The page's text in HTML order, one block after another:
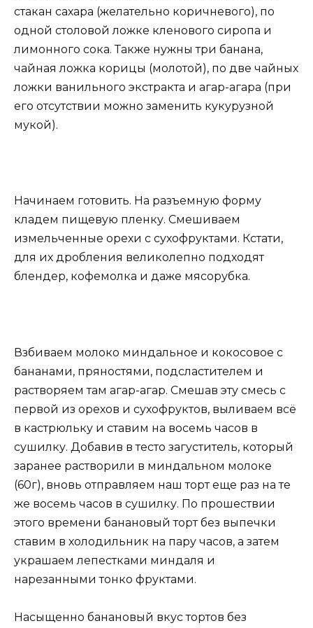
стакан сахара (желательно коричневого), по
одной столовой ложке кленового сиропа и
лимонного сока. Также нужны три банана,
чайная ложка корицы (молотой), по две чайных
ложки ванильного экстракта и агар-агара (при
его отсутствии можно заменить кукурузной
мукой).
Начинаем готовить. На разъемную форму
кладем пищевую пленку. Смешиваем
измельченные орехи с сухофруктами. Кстати,
для их дробления великолепно подходят
блендер, кофемолка и даже мясорубка.
Взбиваем молоко миндальное и кокосовое с
бананами, пряностями, подсластителем и
растворяем там агар-агар. Смешав эту смесь с
первой из орехов и сухофруктов, выливаем всё
в кастрюльку и ставим на восемь часов в
сушилку. Добавив в тесто загуститель, который
заранее растворили в миндальном молоке
(60г), вновь отправляем наш торт еще раз на те
же восемь часов в сушилку. По прошествии
этого времени банановый торт без выпечки
ставим в холодильник на пару часов, а затем
украшаем лепестками миндаля и
нарезанными тонко фруктами.
Насыщенно банановый вкус тортов без